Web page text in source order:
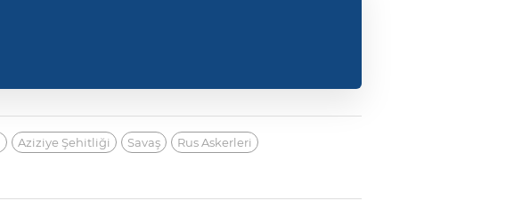
Aziziye Şehitliği Savaş
Rus Askerleri